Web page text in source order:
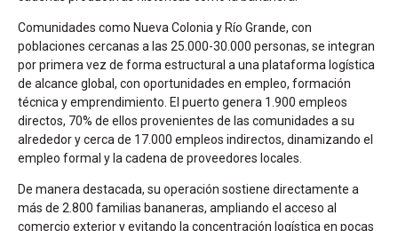
Comunidades como Nueva Colonia y Río Grande, con
poblaciones cercanas a las 25.000-30.000 personas, se integran
por primera vez de forma estructural a una plataforma logística
de alcance global, con oportunidades en empleo, formación
técnica y emprendimiento. El puerto genera 1.900 empleos
directos, 70% de ellos provenientes de las comunidades a su
alrededor y cerca de 17.000 empleos indirectos, dinamizando el
empleo formal y la cadena de proveedores locales.
De manera destacada, su operación sostiene directamente a
más de 2.800 familias bananeras, ampliando el acceso al
comercio exterior y evitando la concentración logística en pocas